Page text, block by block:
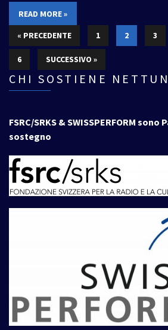
READ MORE »
« PRECEDENTE
1 2 3
6 SUCCESSIVO »
CHI SOSTIENE
FSRC/SRKS & SWISSPERFORM
sostegno